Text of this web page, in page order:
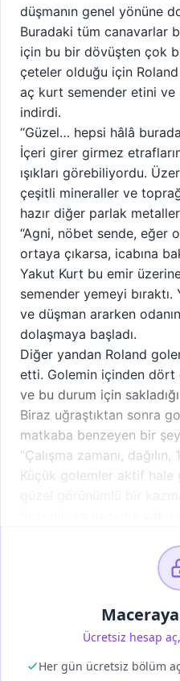
düşmanın genel yönüne
Buradaki tüm canavarlar
için bu bir dövüşten çok
çeteler olduğu için Roland
aç kurt semender etini ve
indirdi.
“Güzel… hepsi hâlâ
İçeri girer girmez
ışıkları görebiliyordu.
çeşitli mineraller ve
hazır diğer parlak
“Agni, nöbet sende, eğer
ortaya çıkarsa, icabına
Yakut Kurt bu emir
semender yemeyi
ve düşman ararken
dolaşmaya başladı.
Diğer yandan Roland
etti. Golemin içinden dört
ve bu durum için
Biraz uğraştıktan sonra
matkaba benzeyen bir
“Çalışma zamanı,
Küçük golemler aktif
Ücretsiz hesap
Her gün ücretsiz bölüm aç